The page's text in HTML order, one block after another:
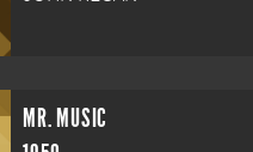
MR. MUSIC